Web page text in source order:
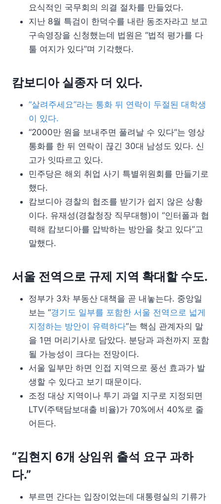
요식적인 국무회의 의결 절차를 만들었다.
지난 8월 특검이 한덕수를 내란 동조자라고 보고
구속영장을 신청했는데 법원은 “법적 평가를 다
툴 여지가 있다”며 기각했다.
캄보디아 실종자 더 있다.
“살려주세요”라는 통화 뒤 연락이 두절된 대학생
이 있다.
“2000만 원을 보내주면 풀려날 수 있다”는 영상
통화를 한 뒤 연락이 끊긴 30대 남성도 있다. 신
고가 잇따르고 있다.
민주당은 해외 취업 사기 특별위원회를 만들기로
했다.
캄보디아 경찰의 협조를 받기가 쉽지 않은 상황
이다. 유재성(경찰청장 직무대행)이 “인터폴과 협
력해 캄보디아를 압박하는 방안을 찾고 있다”고
말했다.
서울 전역으로 규제 지역 확대할 수도.
정부가 3차 부동산 대책을 곧 내놓는다. 중앙일
보는 “경기도 일부를 포함한 서울 전역으로 넓게
지정하는 방안이 유력하다”는 핵심 관계자의 말
을 1면 머리기사로 담았다. 분당과 과천까지 포함
될 가능성이 크다는 전망이다.
서울 일부만 하면 인접 지역으로 풍선 효과가 발
생할 수 있다고 보기 때문이다.
조정 대상 지역이나 투기 과열 지구로 지정되면
LTV(주택담보대출 비율)가 70%에서 40%로 줄
어든다.
“김현지 6개 상임위 출석 요구 과하
다.”
부르면 간다는 입장이었는데 대통령실의 기류가